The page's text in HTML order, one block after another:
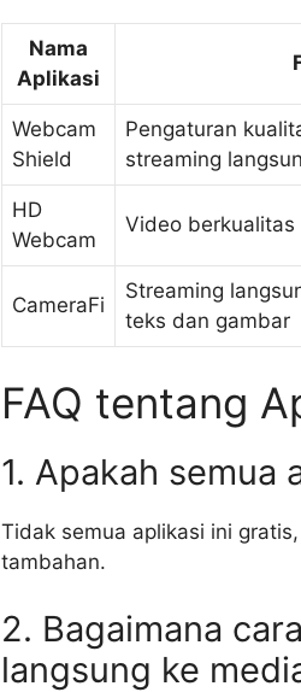
Nama
Aplikasi
Webcam
Shield
Pengaturan
streaming
HD
Webcam
Video
CameraFi
Streaming
teks dan gambar
FAQ tentang
1. Apakah semua
Tidak semua aplikasi ini
tambahan.
2. Bagaimana
langsung ke